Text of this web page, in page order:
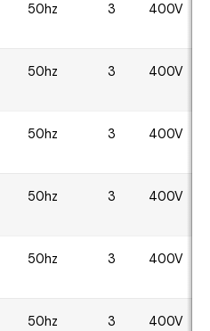
50hz 3 400V
50hz 3 400V
50hz 3 400V
50hz 3 400V
50hz 3 400V
50hz 3 400V